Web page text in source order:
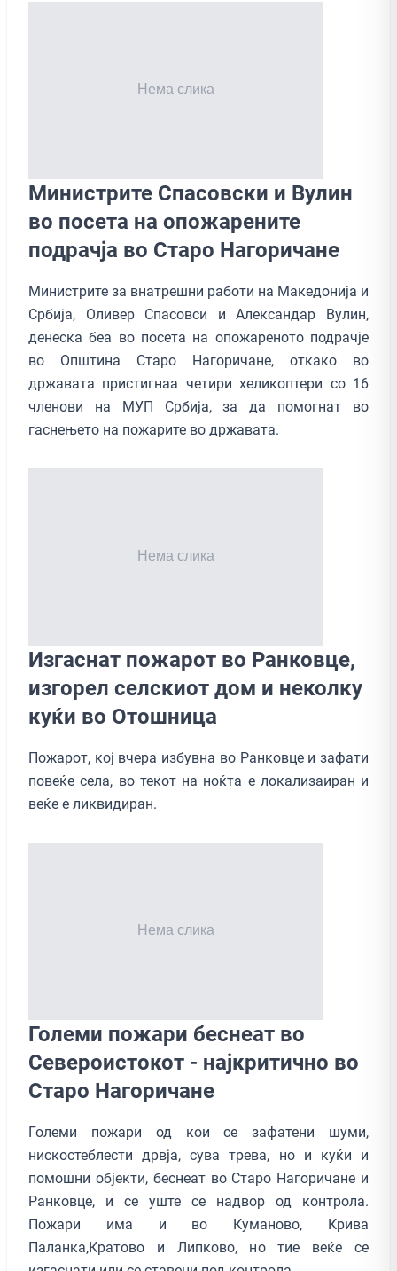
Министрите Спасовски и Вулин
во посета на опожарените
подрачја во Старо Нагоричане
Министрите за внатрешни работи на Македонија и
Србија, Оливер Спасовси и Александар Вулин,
денеска беа во посета на опожареното подрачје
во Општина Старо Нагоричане, откако во
државата пристигнаа четири хеликоптери со 16
членови на МУП Србија, за да помогнат во
гаснењето на пожарите во државата.
Изгаснат пожарот во Ранковце,
изгорел селскиот дом и неколку
куќи во Oтошница
Пожарот, кој вчера избувна во Ранковце и зафати
повеќе села, во текот на ноќта е локализаиран и
веќе е ликвидиран.
Големи пожари беснеат во
Североистокот - најкритично во
Старо Нагоричане
Големи пожари од кои се зафатени шуми,
нискостеблести дрвја, сува трева, но и куќи и
помошни објекти, беснеат во Старо Нагоричане и
Ранковце, и се уште се надвор од контрола.
Пожари има и во Куманово, Крива
Паланка,Кратово и Липково, но тие веќе се